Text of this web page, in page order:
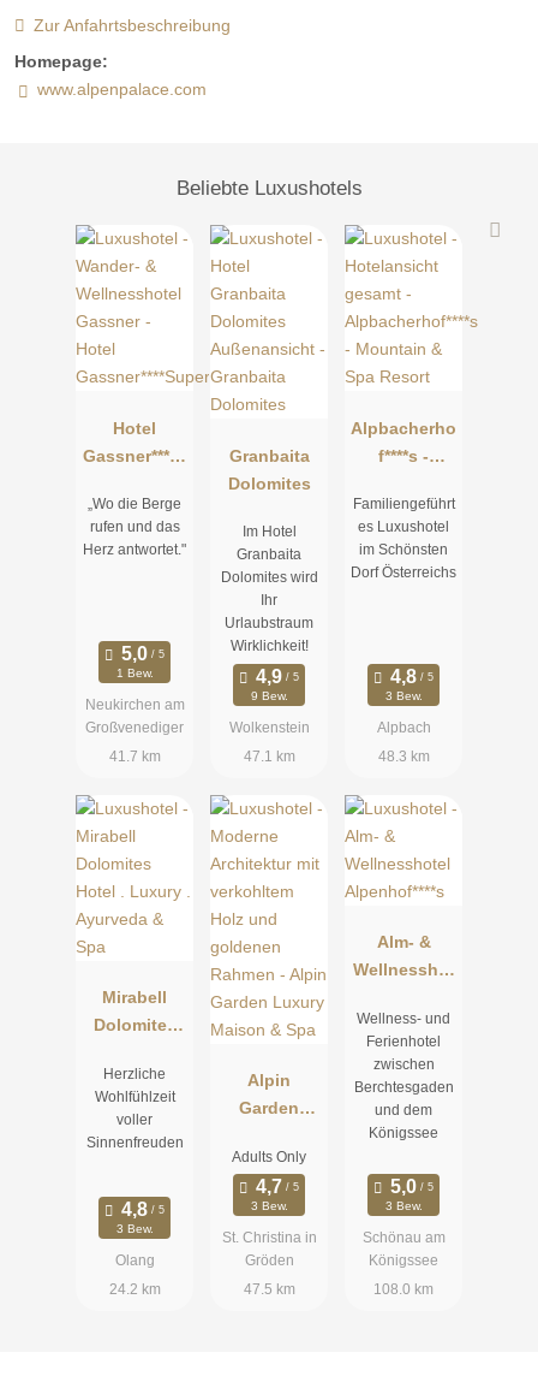
Zur Anfahrtsbeschreibung
Homepage:
www.alpenpalace.com
Beliebte Luxushotels
Hotel
Gassner****S
„Wo die Berge
rufen und das
Herz antwortet."
1 Bew.
Neukirchen am
Großvenediger
41.7 km
Granbaita
Dolomites
Im Hotel
Granbaita
Dolomites wird
Ihr
Urlaubstraum
Wirklichkeit!
9 Bew.
Wolkenstein
47.1 km
Alpbacherho
f****s -
Spa Resort
Familiengeführt
es Luxushotel
im Schönsten
Dorf Österreichs
3 Bew.
Alpbach
48.3 km
Mirabell
Dolomites
Luxury .
Ayurveda &
Spa
Herzliche
Wohlfühlzeit
voller
Sinnenfreuden
3 Bew.
Olang
24.2 km
Alpin
Garden
Maison &
Spa
Adults Only
3 Bew.
St. Christina in
Gröden
47.5 km
Alm- &
Wellnesshot
Alpenhof****
s
Wellness- und
Ferienhotel
zwischen
Berchtesgaden
und dem
Königssee
3 Bew.
Schönau am
Königssee
108.0 km